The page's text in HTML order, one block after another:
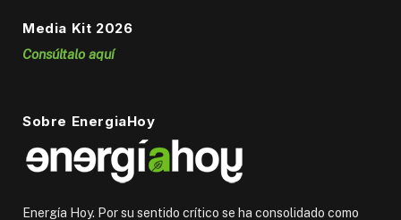
Media Kit 2026
Consúltalo aquí
Sobre EnergiaHoy
Energía Hoy. Por su sentido crítico se ha consolidado como